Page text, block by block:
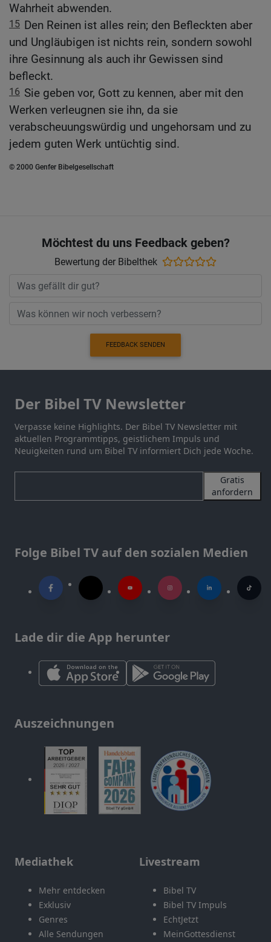
Wahrheit abwenden.
15 Den Reinen ist alles rein; den Befleckten aber
und Ungläubigen ist nichts rein, sondern sowohl
ihre Gesinnung als auch ihr Gewissen sind
befleckt.
16 Sie geben vor, Gott zu kennen, aber mit den
Werken verleugnen sie ihn, da sie
verabscheuungswürdig und ungehorsam und zu
jedem guten Werk untüchtig sind.
© 2000 Genfer Bibelgesellschaft
Möchtest du uns Feedback geben?
Bewertung der Bibelthek
FEEDBACK SENDEN
Der Bibel TV Newsletter
Verpasse keine Highlights. Der Bibel TV Newsletter mit
aktuellen Programmtipps, geistlichem Impuls und
Neuigkeiten rund um Bibel TV informiert Dich jede Woche.
Gratis
anfordern
Folge Bibel TV auf den sozialen Medien
Lade dir die App herunter
Auszeichnungen
Mediathek
Mehr entdecken
Exklusiv
Genres
Alle Sendungen
Livestream
Bibel TV
Bibel TV Impuls
EchtJetzt
MeinGottesdienst